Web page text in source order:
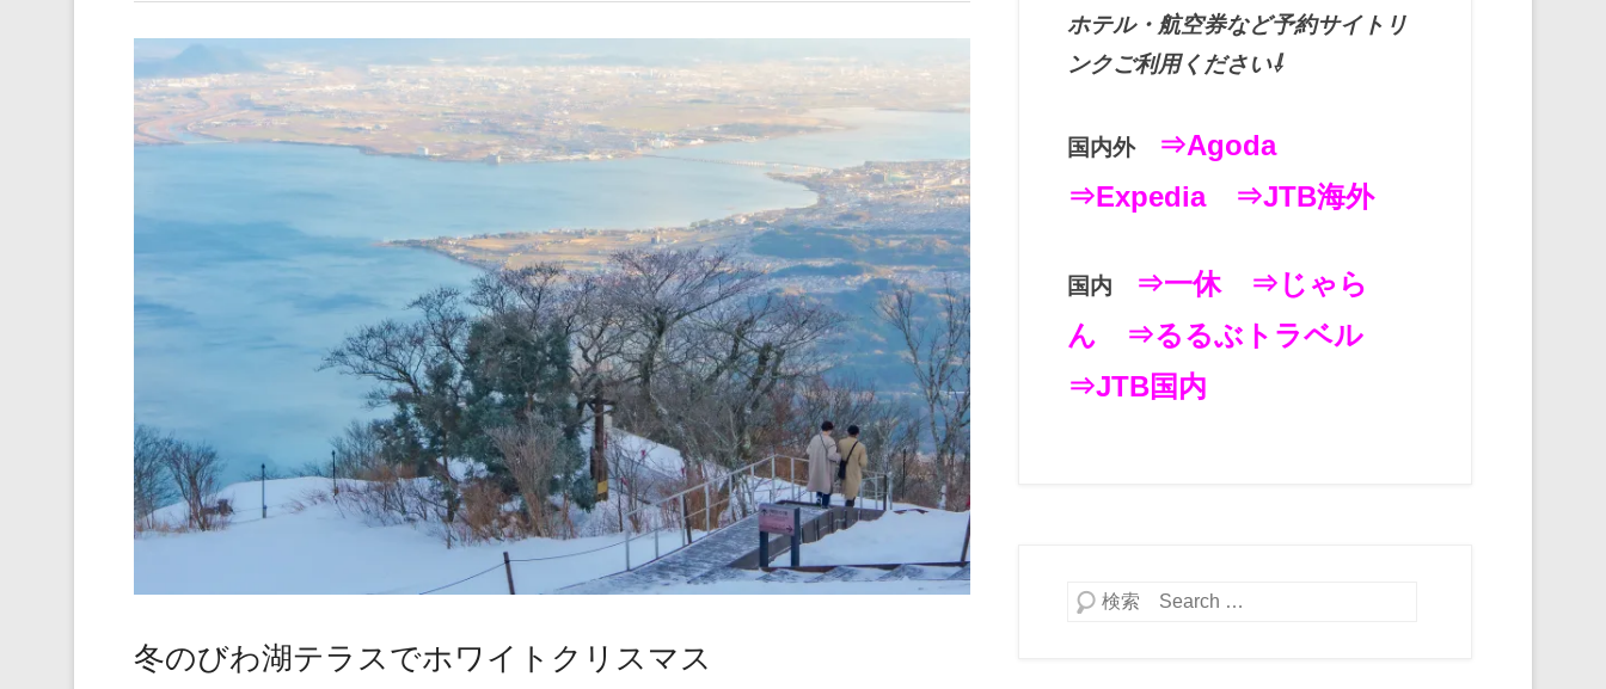
冬のびわ湖テラスでホワイトクリスマス
ホテル・航空券など予約サイトリ
ンクご利用ください⇩
国内外
⇒Agoda
⇒Expedia
⇒JTB海外
国内 ⇒一休
⇒じゃら
ん
⇒るるぶトラベル
⇒JTB国内
検索